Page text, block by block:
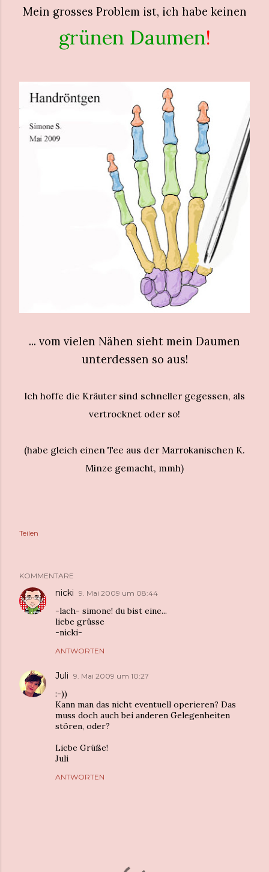
Mein grosses Problem ist, ich habe keinen
grünen Daumen!
... vom vielen Nähen sieht mein Daumen
unterdessen so aus!
Ich hoffe die Kräuter sind schneller gegessen, als
vertrocknet oder so!
(habe gleich einen Tee aus der Marrokanischen K.
Minze gemacht, mmh)
Teilen
KOMMENTARE
nicki 9. Mai 2009 um 08:44
-lach- simone! du bist eine...
liebe grüsse
-nicki-
ANTWORTEN
Juli 9. Mai 2009 um 10:27
:-))
Kann man das nicht eventuell operieren? Das
muss doch auch bei anderen Gelegenheiten
stören, oder?
Liebe Grüße!
Juli
ANTWORTEN